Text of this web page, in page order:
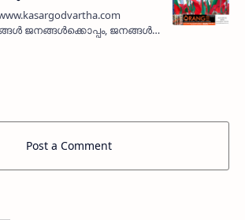
ജനങ്ങള്‍ക്കൊപ്പം, ജനങ്ങള്‍
എന്ന മുദ്രാവാക്യവുമായി
ദിനമായ ഫെബ്രുവരി 17 ന്
Post a Comment